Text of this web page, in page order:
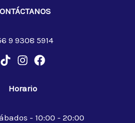
9 9308 5914
Horario
- 10:00 - 20:00